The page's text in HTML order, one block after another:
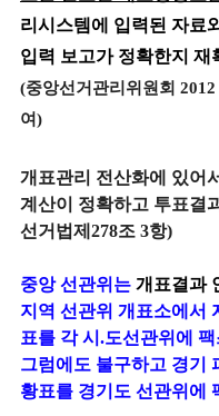
리시스템에 입력된 자료
입력 보고가 정확한지 재
(중앙선거관리위원회
여)
개표관리 전산화에 있어
계산이 정확하고 투표결
선거법제278조 3항)
중앙 선관위는 개표결과
지역 선관위 개표소에서
표를 각 시.도선관위에
그럼에도 불구하고 경기
황표를 경기도 선관위에